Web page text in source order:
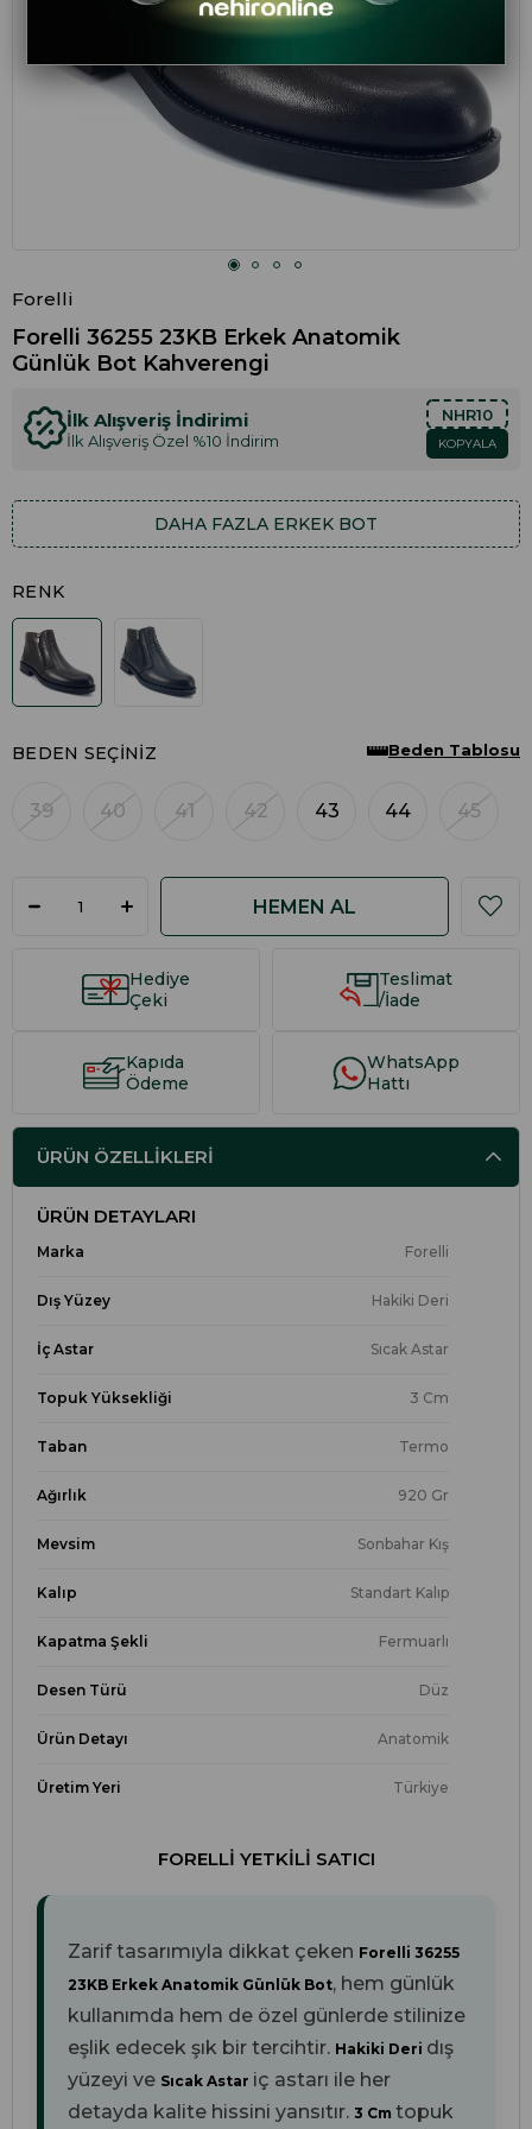
Forelli
Forelli 36255 23KB Erkek Anatomik
Günlük Bot Kahverengi
İlk Alışveriş İndirimi
İlk Alışveriş Özel %10 İndirim
NHR10
KOPYALA
DAHA FAZLA ERKEK BOT
RENK
BEDEN SEÇINIZ
39 40 41 42 43 44 45
Beden Tablosu
Hediye
Çeki
Teslimat
/İade
Kapıda
Ödeme
WhatsApp
Hattı
ÜRÜN ÖZELLIKLERI
ÜRÜN DETAYLARI
Marka Forelli
Dış Yüzey Hakiki Deri
İç Astar Sıcak Astar
Topuk Yüksekliği 3 Cm
Taban Termo
Ağırlık 920 Gr
Mevsim Sonbahar Kış
Kalıp Standart Kalıp
Kapatma Şekli Fermuarlı
Desen Türü Düz
Ürün Detayı Anatomik
Üretim Yeri Türkiye
FORELLI YETKILI SATICI
Zarif tasarımıyla dikkat çeken Forelli 36255
23KB Erkek Anatomik Günlük Bot, hem günlük
kullanımda hem de özel günlerde stilinize
eşlik edecek şık bir tercihtir. Hakiki Deri dış
yüzeyi ve Sıcak Astar iç astarı ile her
detayda kalite hissini yansıtır. 3 Cm topuk